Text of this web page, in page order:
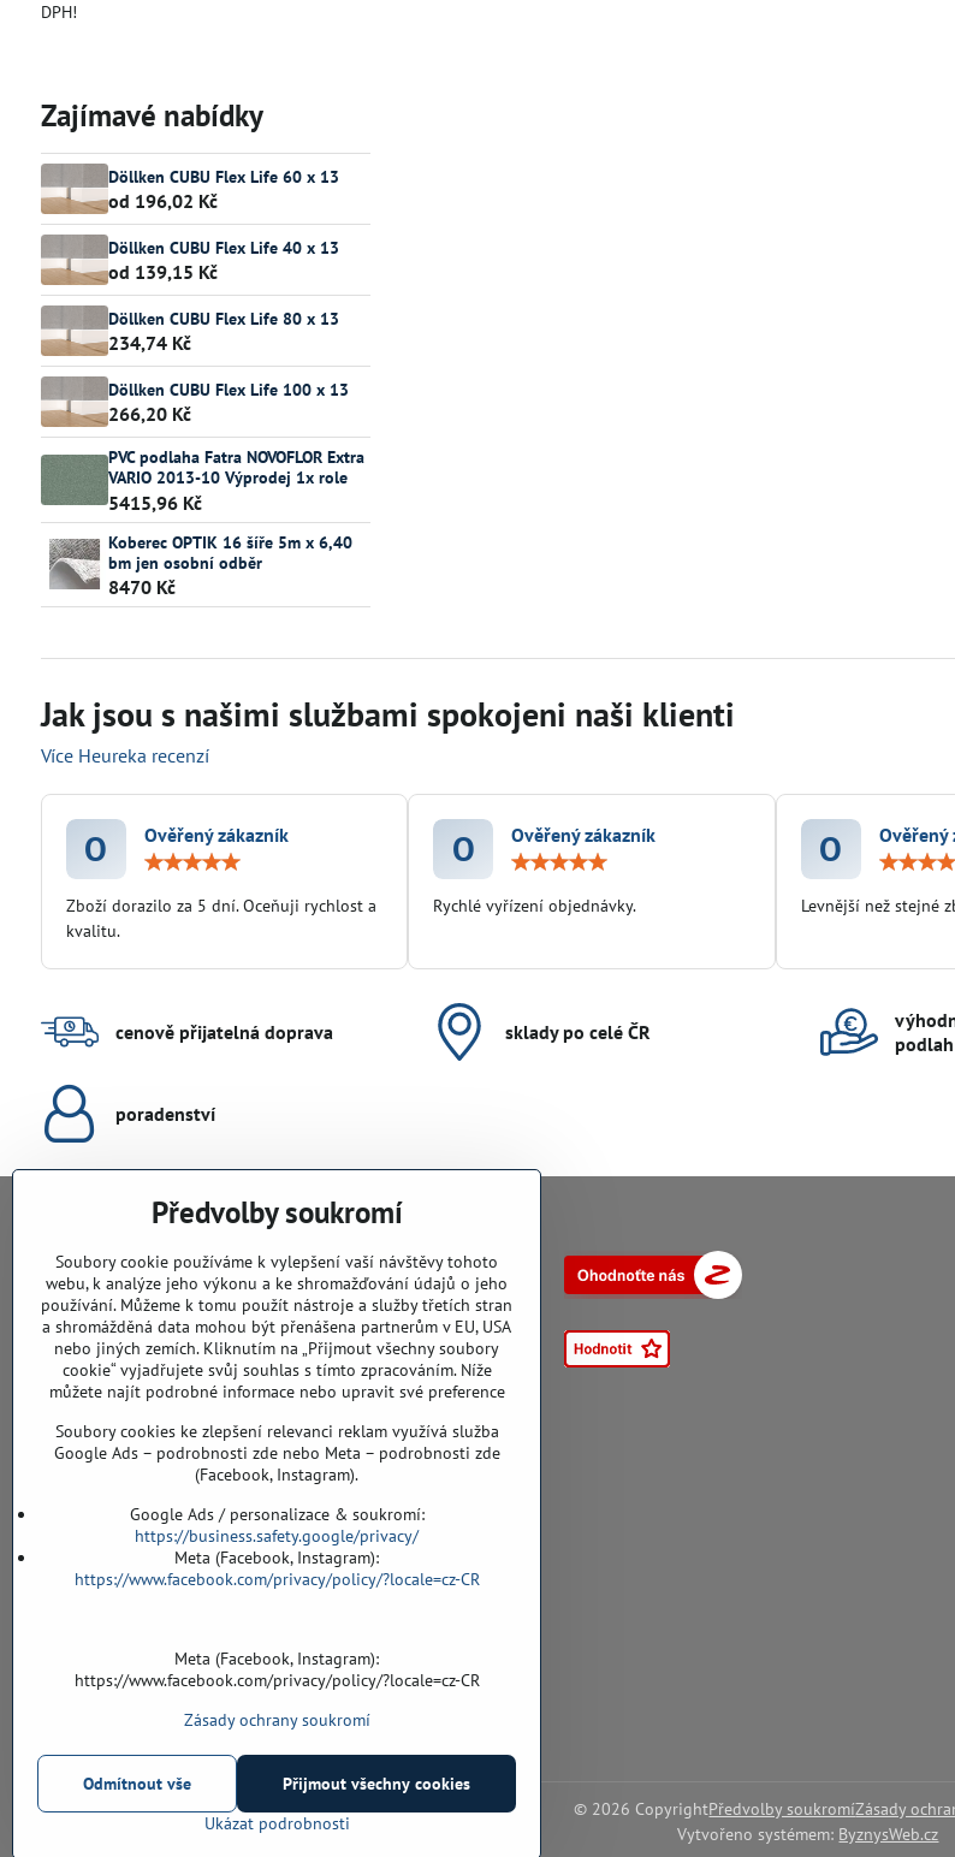
DPH!
Zajímavé nabídky
Döllken CUBU Flex Life 60 x 13
od 196,02 Kč
Döllken CUBU Flex Life 40 x 13
od 139,15 Kč
Döllken CUBU Flex Life 80 x 13
234,74 Kč
Döllken CUBU Flex Life 100 x 13
266,20 Kč
PVC podlaha Fatra NOVOFLOR Extra
VARIO 2013-10 Výprodej 1x role
5415,96 Kč
Koberec OPTIK 16 šíře 5m x 6,40
bm jen osobní odběr
8470 Kč
Jak jsou s našimi službami spokojeni naši klienti
Více Heureka recenzí
O
Ověřený zákazník
/
5
Zboží dorazilo za 5 dní. Oceňuji rychlost a
kvalitu.
O
Ověřený zákazník
Rychlé vyřízení objednávky.
O
Ověřený
Levnější než stejné
cenově přijatelná doprava sklady po celé ČR
podlah
poradenství
PodlahyALFA​.CZ
CHYTIL Tomáš
Záříčí, ev.č. 54
768 11 Chropyně
IČO: 74202294
DIČ: CZ8103114129
Sklad, vzorkovna PO TELEFONICKÉ DOMLUVĚ
Záříčí ev. č. 54
608 855 055
© 2026 CopyrightPředvolby soukromíZásady
Vytvořeno systémem: ByznysWeb.cz
Předvolby soukromí
Soubory cookie používáme k vylepšení vaší návštěvy tohoto
webu, k analýze jeho výkonu a ke shromažďování údajů o jeho
používání. Můžeme k tomu použít nástroje a služby třetích stran
a shromážděná data mohou být přenášena partnerům v EU, USA
nebo jiných zemích. Kliknutím na „Přijmout všechny soubory
cookie“ vyjadřujete svůj souhlas s tímto zpracováním. Níže
můžete najít podrobné informace nebo upravit své preference
Soubory cookies ke zlepšení relevanci reklam využívá služba
Google Ads – podrobnosti zde nebo Meta – podrobnosti zde
(Facebook, Instagram).
Google Ads / personalizace & soukromí:
https://business.safety.google/privacy/
Meta (Facebook, Instagram):
https://www.facebook.com/privacy/policy/?locale=cz-CR
Meta (Facebook, Instagram):
https://www.facebook.com/privacy/policy/?locale=cz-CR
Zásady ochrany soukromí
Ukázat podrobnosti
Přijmout všechny cookies
Odmítnout vše